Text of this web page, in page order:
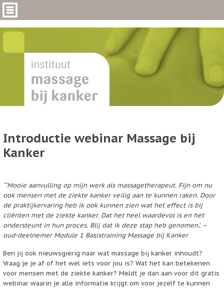
Introductie webinar Massage bij
Kanker
“‘Mooie aanvulling op mijn werk als massagetherapeut. Fijn om nu
ook mensen met de ziekte kanker veilig aan te kunnen raken. Door
de praktijkervaring heb ik ook kunnen zien wat het effect is bij
cliënten met de ziekte kanker. Dat het heel waardevol is en het
ondersteunt in hun proces. Blij dat ik deze stap heb genomen.’. –
oud-deelnemer Module 1 Basistraining Massage bij Kanker
Ben jij ook nieuwsgierig naar wat massage bij kanker inhoudt?
Vraag je je af of het wel iets voor jou is? Wat het kan betekenen
voor mensen met de ziekte kanker? Meldt je dan aan voor dit gratis
webinar waarin je alle informatie krijgt om voor jezelf te kunnen